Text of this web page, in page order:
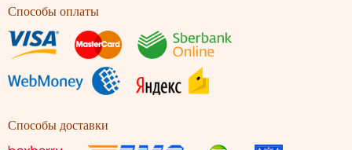
Способы оплаты
Способы доставки